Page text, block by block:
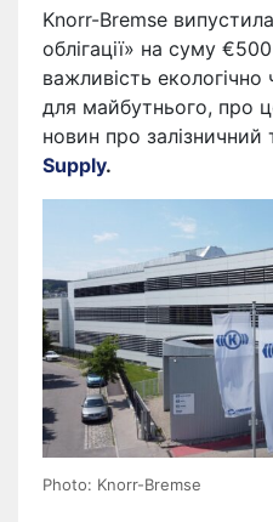
Knorr-Bremse
облігації» на суму
важливість
для майбутнього, про
новин про залізничний
Supply.
Photo: Knorr-Bremse